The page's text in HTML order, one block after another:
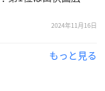
2024年11月16日
もっと見る